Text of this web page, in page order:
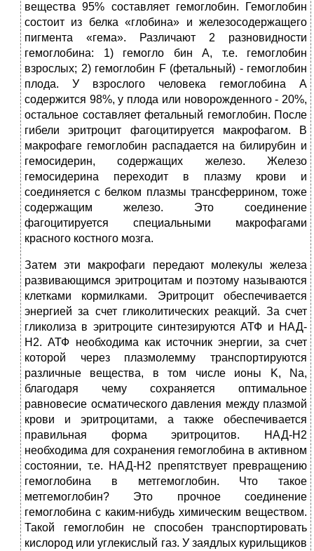
вещества 95% составляет гемоглобин. Гемоглобин
состоит из белка «глобина» и железосодержащего
пигмента «гема». Различают 2 разновидности
гемоглобина: 1) гемогло бин А, т.е. гемоглобин
взрослых; 2) гемоглобин F (фетальный) - гемоглобин
плода. У взрослого человека гемоглобина А
содержится 98%, у плода или новорожденного - 20%,
остальное составляет фетальный гемоглобин. После
гибели эритроцит фагоцитируется макрофагом. В
макрофаге гемоглобин распадается на билирубин и
гемосидерин, содержащих железо. Железо
гемосидерина переходит в плазму крови и
соединяется с белком плазмы трансферрином, тоже
содержащим железо. Это соединение
фагоцитируется специальными макрофагами
красного костного мозга.
Затем эти макрофаги передают молекулы железа
развивающимся эритроцитам и поэтому называются
клетками кормилками. Эритроцит обеспечивается
энергией за счет гликолитических реакций. За счет
гликолиза в эритроците синтезируются АТФ и НАД-
Н2. АТФ необходима как источник энергии, за счет
которой через плазмолемму транспортируются
различные вещества, в том числе ионы K, Na,
благодаря чему сохраняется оптимальное
равновесие осматического давления между плазмой
крови и эритроцитами, а также обеспечивается
правильная форма эритроцитов. НАД-Н2
необходима для сохранения гемоглобина в активном
состоянии, т.е. НАД-Н2 препятствует превращению
гемоглобина в метгемоглобин. Что такое
метгемоглобин? Это прочное соединение
гемоглобина с каким-нибудь химическим веществом.
Такой гемоглобин не способен транспортировать
кислород или углекислый газ. У заядлых курильщиков